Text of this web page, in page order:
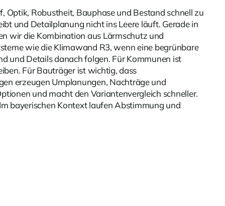
Robustheit, Bauphase und Bestand schnell zu
und Detailplanung nicht ins Leere läuft. Gerade in
wir die Kombination aus Lärmschutz und
wie die Klimawand R3, wenn eine begrünbare
und Details danach folgen. Für Kommunen ist
Für Bauträger ist wichtig, dass
erzeugen Umplanungen, Nachträge und
und macht den Variantenvergleich schneller.
bayerischen Kontext laufen Abstimmung und